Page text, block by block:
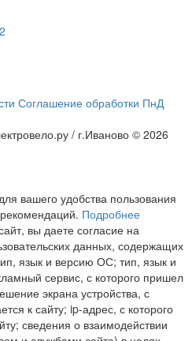
Соглашение обработки ПнД
/ г.Иваново © 2026
вашего удобства пользования
Подробнее
вы даете согласие на
данных, содержащих
язык и версию ОС; тип, язык и
сервис, с которого пришел
экрана устройства, с
к сайту; ip-адрес, с которого
сведения о взаимодействии